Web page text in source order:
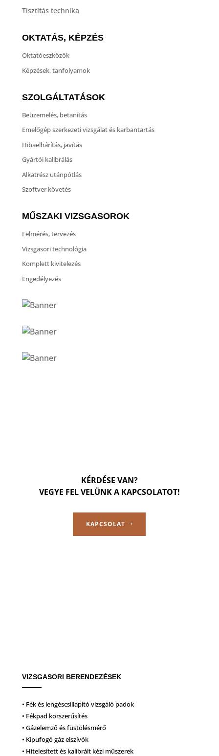
Tisztítás technika
OKTATÁS, KÉPZÉS
Oktatóeszközök
Képzések, tanfolyamok
SZOLGÁLTATÁSOK
Beüzemelés, betanítás
Emelőgép szerkezeti vizsgálat és karbantartás
Hibaelhárítás, javítás
Gyártói kalibrálás
Alkatrész utánpótlás
Szoftver követés
MŰSZAKI VIZSGASOROK
Felmérés, tervezés
Vizsgasori technológia
Komplett kivitelezés
Engedélyezés
KÉRDÉSE VAN?
VEGYE FEL VELÜNK A KAPCSOLATOT!
KAPCSOLAT
VIZSGASORI BERENDEZÉSEK
• Fék és lengéscsillapító vizsgáló padok
• Fékpad korszerűsítés
• Gázelemző és füstölésmérő
• Kipufogó gáz elszívók
• Hitelesített és kalibrált kézi műszerek